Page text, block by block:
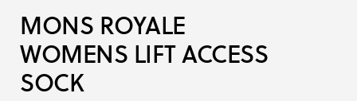
MONS ROYALE
WOMENS LIFT ACCESS
SOCK